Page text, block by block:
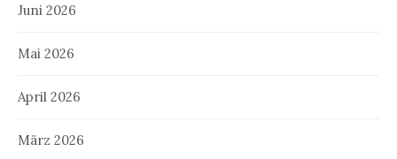
Juni 2026
Mai 2026
April 2026
März 2026